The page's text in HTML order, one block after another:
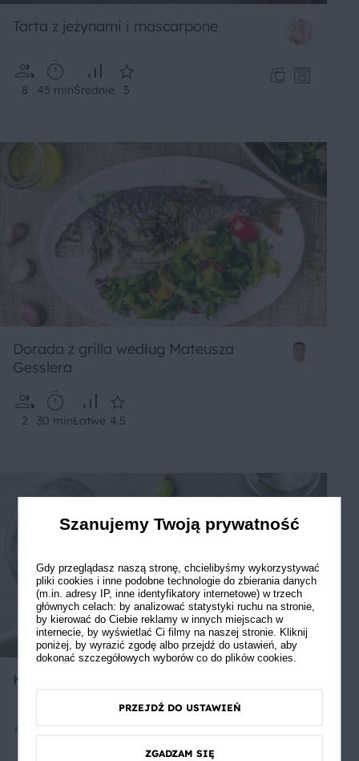
Tarta z jeżynami i mascarpone
8 45 minŚrednie 5
Dorada z grilla według Mateusza
Gesslera
2 30 minŁatwe 4.5
Kompot z agrestu
Szanujemy Twoją prywatność
Gdy przeglądasz naszą stronę, chcielibyśmy wykorzystywać
pliki cookies i inne podobne technologie do zbierania danych
(m.in. adresy IP, inne identyfikatory internetowe) w trzech
głównych celach: by analizować statystyki ruchu na stronie,
by kierować do Ciebie reklamy w innych miejscach w
internecie, by wyświetlać Ci filmy na naszej stronie. Kliknij
poniżej, by wyrazić zgodę albo przejdź do ustawień, aby
dokonać szczegółowych wyborów co do plików cookies.
PRZEJDŹ DO USTAWIEŃ
ZGADZAM SIĘ